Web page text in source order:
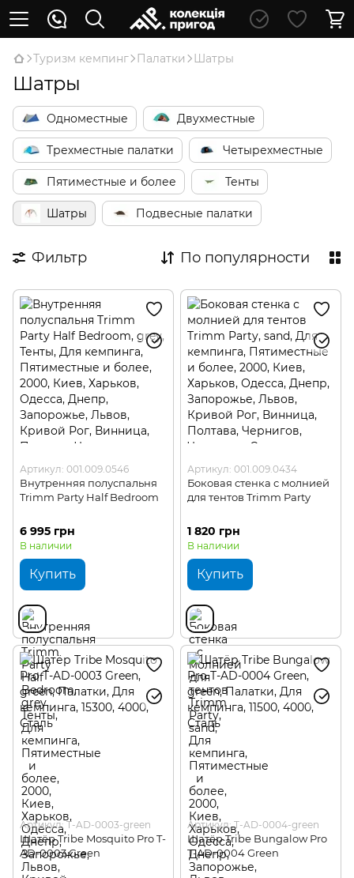
Туризм кемпинг Палатки Шатры
Шатры
Одноместные Двухместные
Трехместные палатки Четырехместные
Пятиместные и более Тенты
Шатры Подвесные палатки
Фильтр По популярности
Артикул: 001.009.0546
Внутренняя полуспальня
Trimm Party Half Bedroom
6 995 грн
В наличии
Купить
Артикул: 001.009.0434
Боковая стенка с молнией
для тентов Trimm Party
1 820 грн
В наличии
Купить
Артикул: T-AD-0003-green
Шатёр Tribe Mosquito Pro T-
AD-0003 Green
Артикул: T-AD-0004-green
Шатёр Tribe Bungalow Pro
T-AD-0004 Green